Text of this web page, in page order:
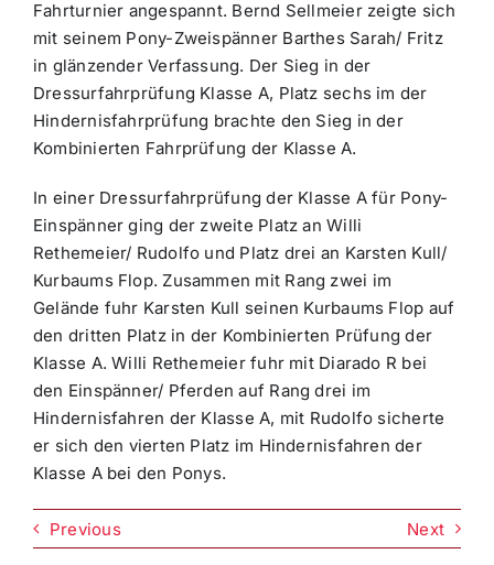
Fahrturnier angespannt. Bernd Sellmeier zeigte sich
mit seinem Pony-Zweispänner Barthes Sarah/ Fritz
in glänzender Verfassung. Der Sieg in der
Dressurfahrprüfung Klasse A, Platz sechs im der
Hindernisfahrprüfung brachte den Sieg in der
Kombinierten Fahrprüfung der Klasse A.
In einer Dressurfahrprüfung der Klasse A für Pony-
Einspänner ging der zweite Platz an Willi
Rethemeier/ Rudolfo und Platz drei an Karsten Kull/
Kurbaums Flop. Zusammen mit Rang zwei im
Gelände fuhr Karsten Kull seinen Kurbaums Flop auf
den dritten Platz in der Kombinierten Prüfung der
Klasse A. Willi Rethemeier fuhr mit Diarado R bei
den Einspänner/ Pferden auf Rang drei im
Hindernisfahren der Klasse A, mit Rudolfo sicherte
er sich den vierten Platz im Hindernisfahren der
Klasse A bei den Ponys.
Previous Next